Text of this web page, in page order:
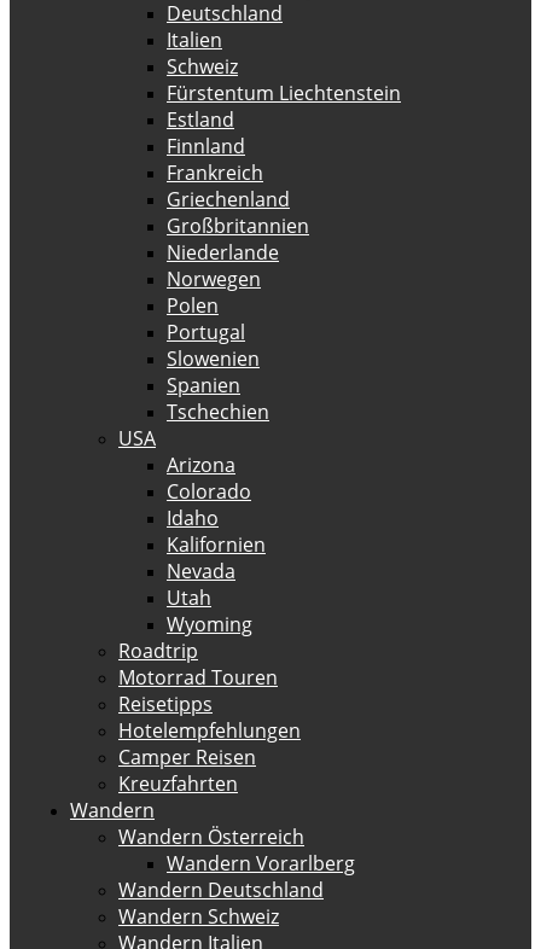
Deutschland
Italien
Schweiz
Fürstentum Liechtenstein
Estland
Finnland
Frankreich
Griechenland
Großbritannien
Niederlande
Norwegen
Polen
Portugal
Slowenien
Spanien
Tschechien
USA
Arizona
Colorado
Idaho
Kalifornien
Nevada
Utah
Wyoming
Roadtrip
Motorrad Touren
Reisetipps
Hotelempfehlungen
Camper Reisen
Kreuzfahrten
Wandern
Wandern Österreich
Wandern Vorarlberg
Wandern Deutschland
Wandern Schweiz
Wandern Italien